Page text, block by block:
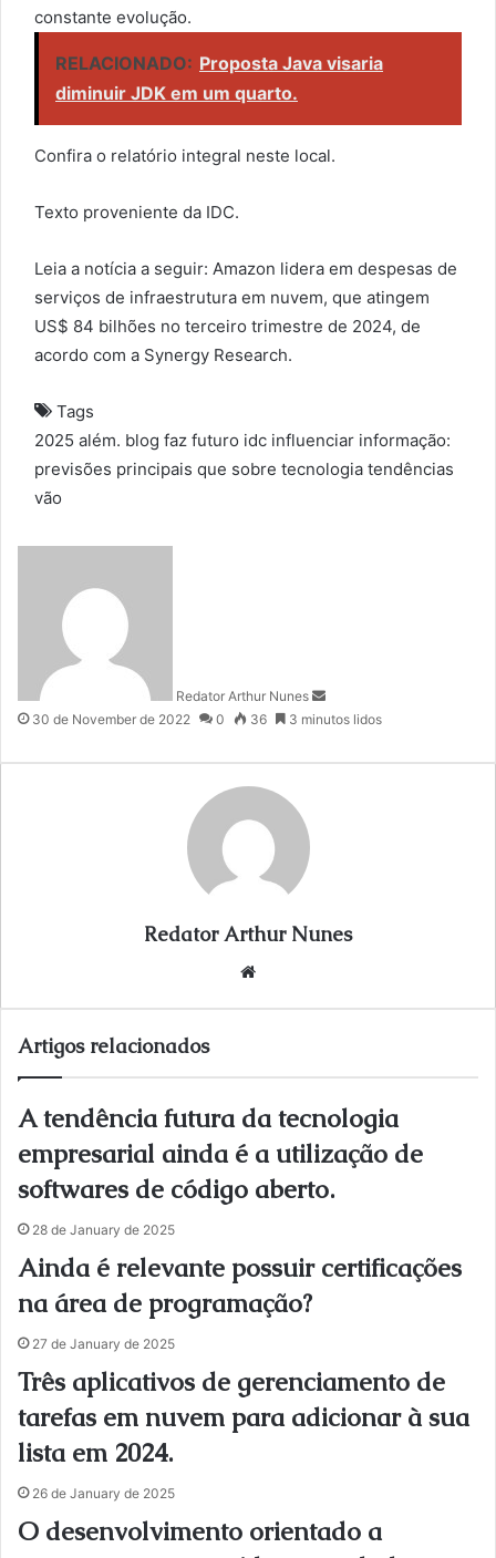
constante evolução.
RELACIONADO: Proposta Java visaria
diminuir JDK em um quarto.
Confira o relatório integral neste local.
Texto proveniente da IDC.
Leia a notícia a seguir: Amazon lidera em despesas de
serviços de infraestrutura em nuvem, que atingem
US$ 84 bilhões no terceiro trimestre de 2024, de
acordo com a Synergy Research.
Tags
2025 além. blog faz futuro idc influenciar informação:
previsões principais que sobre tecnologia tendências
vão
Redator Arthur Nunes
m
i
30 de November de 2022 0 36 3 minutos lidos
Redator Arthur Nunes
Artigos relacionados
A tendência futura da tecnologia
empresarial ainda é a utilização de
softwares de código aberto.
28 de January de 2025
Ainda é relevante possuir certificações
na área de programação?
27 de January de 2025
Três aplicativos de gerenciamento de
tarefas em nuvem para adicionar à sua
lista em 2024.
26 de January de 2025
O desenvolvimento orientado a